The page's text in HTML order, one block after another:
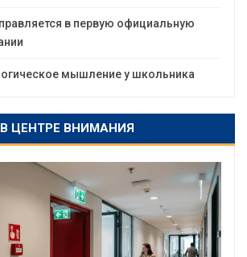
в первую официальную
мышление у школьника
В ЦЕНТРЕ ВНИМАНИЯ